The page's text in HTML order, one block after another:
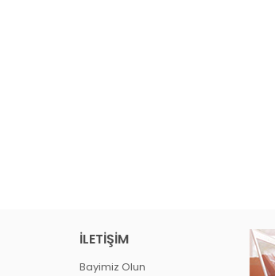
İLETIŞIM
Bayimiz Olun